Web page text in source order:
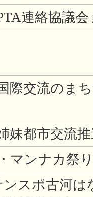
連絡協議
際交流のま
妹都市交流
マンナカ祭
ンスポ古河